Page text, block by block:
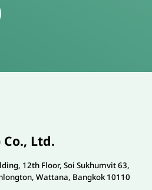
Ltd.
12th Floor, Soi Sukhumvit 63,
Wattana, Bangkok 10110